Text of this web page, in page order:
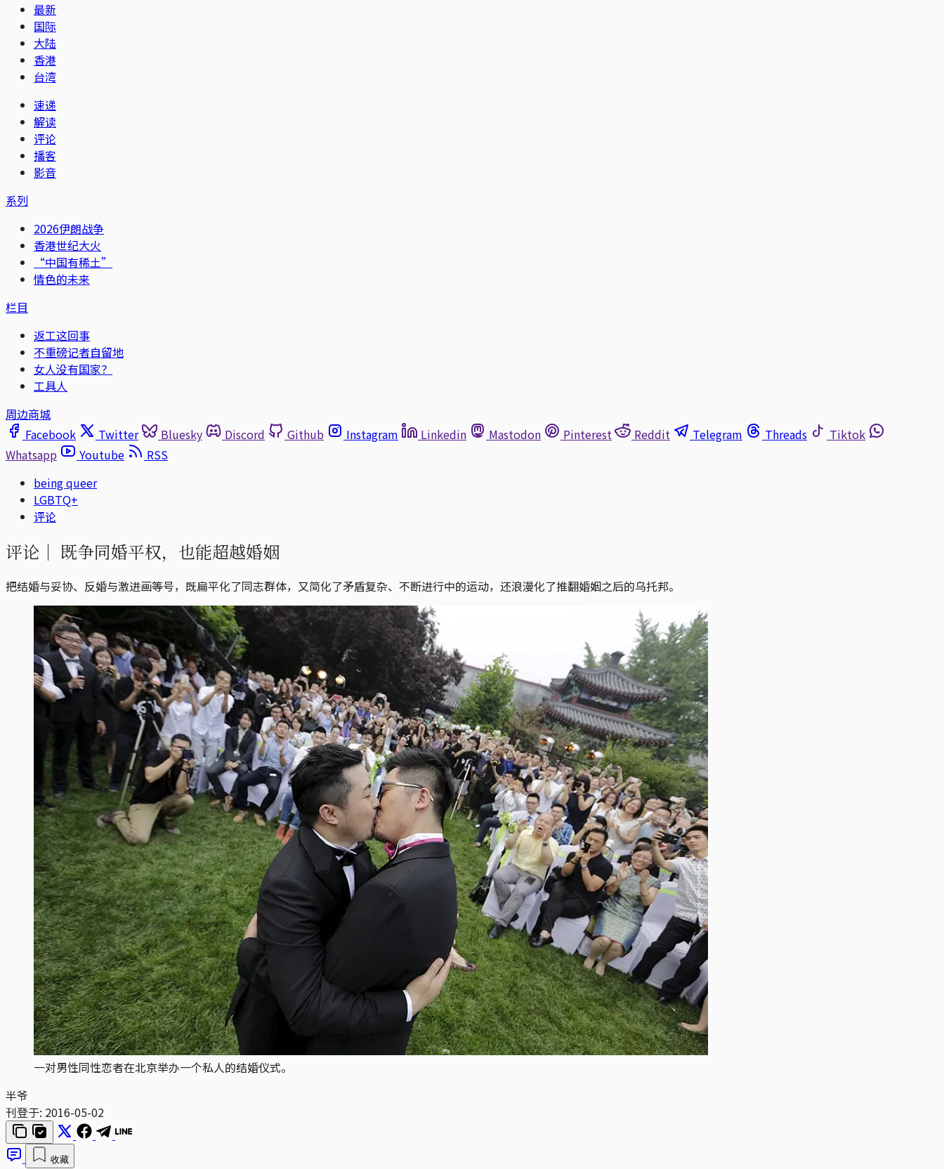
最新
国际
大陆
香港
台湾
速递
解读
评论
播客
影音
系列
2026伊朗战争
香港世纪大火
“中国有稀土”
情色的未来
栏目
返工这回事
不重磅记者自留地
女人没有国家？
工具人
周边商城
Facebook
Twitter Bluesky Discord Github Instagram Linkedin Mastodon Pinterest Reddit Telegram Threads
Tiktok
Whatsapp
Youtube
RSS
being queer
LGBTQ+
评论
评论｜ 既争同婚平权，也能超越婚姻
把结婚与妥协、反婚与激进画等号，既扁平化了同志群体，又简化了矛盾复杂、不断进行中的运动，还浪漫化了推翻婚姻之后的乌托邦。
一对男性同性恋者在北京举办一个私人的结婚仪式。
半爷
刊登于: 2016-05-02
收藏